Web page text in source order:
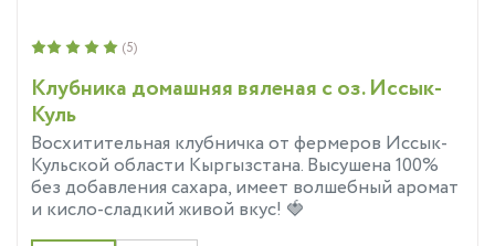
Клубника домашняя вяленая с оз. Иссык-
Куль
Восхитительная клубничка от фермеров Иссык-
Кульской области Кыргызстана. Высушена 100%
без добавления сахара, имеет волшебный аромат
и кисло-сладкий живой вкус! 🍓
(5)